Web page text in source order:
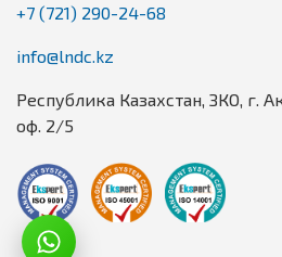
+7 (721) 290-24-68
info@lndc.kz
Республика Казахстан, ЗКО, г.
оф. 2/5